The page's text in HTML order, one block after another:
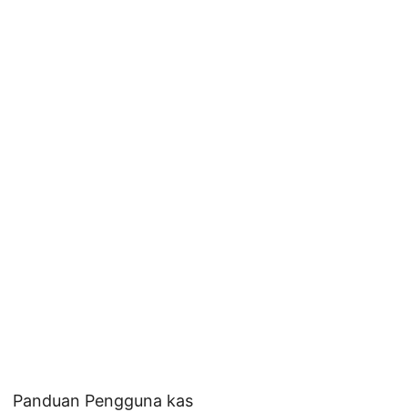
Panduan Pengguna kas